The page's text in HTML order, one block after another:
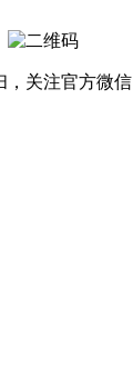
，关注官方微信